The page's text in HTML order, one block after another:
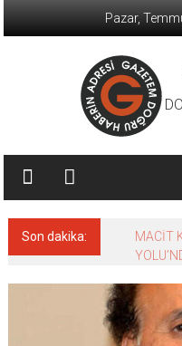
Pazar,
Son dakika:
MACİT